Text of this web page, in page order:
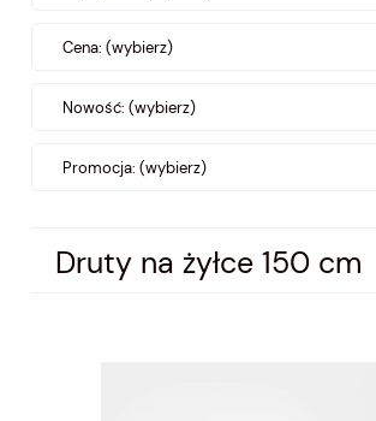
Cena: (wybierz)
Nowość: (wybierz)
Promocja: (wybierz)
Druty na żyłce 150 cm